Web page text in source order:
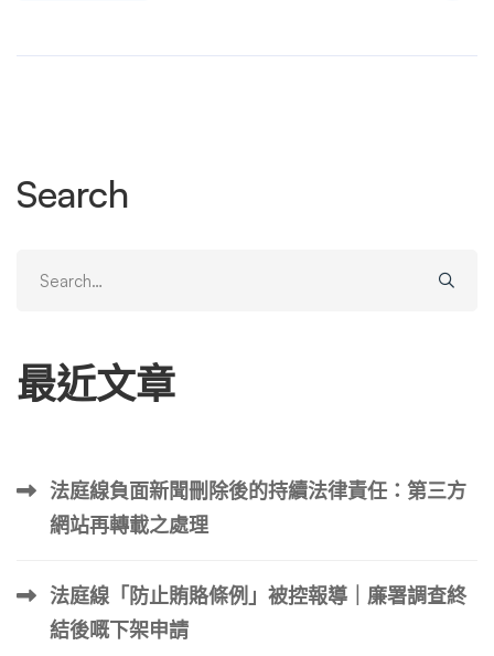
各個司法管轄區有關線上內容的法律差異很大，在一個國
主張刪除新聞文章變得具有挑戰性，尤其是在事實準確的情
謗為由刪除該文章，但沒有成功，因為該故事的核心事實是
真實的。 此案凸顯了保護個人聲譽和維護新聞自由之間的
個人請求從搜尋引擎結果中刪除個人數據，主要適用於歐
盟。 即便如此，這也不是絕對的權利。搜尋引擎可能拒絕
案例涉及一位客戶，過去曾有過不再相關的刑事定罪。我們
成功地請求根據被遺忘權，從歐洲的搜尋引擎結果中刪除有
關定罪的新聞文章的連結。 不過，這並不影響文章在其他
Search
for:
最近文章
法庭線負面新聞刪除後的持續法律責任：第三方
網站再轉載之處理
法庭線「防止賄賂條例」被控報導｜廉署調查終
結後嘅下架申請